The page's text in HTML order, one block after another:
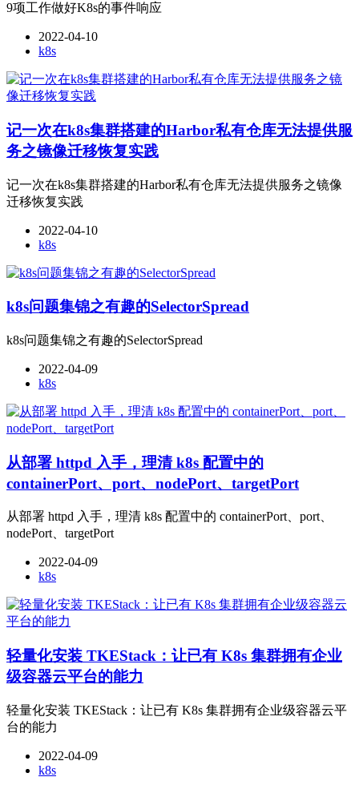
9项工作做好K8s的事件响应
2022-04-10
k8s
记一次在k8s集群搭建的Harbor私有仓库无法提供服
务之镜像迁移恢复实践
记一次在k8s集群搭建的Harbor私有仓库无法提供服务之镜像
迁移恢复实践
2022-04-10
k8s
k8s问题集锦之有趣的SelectorSpread
k8s问题集锦之有趣的SelectorSpread
2022-04-09
k8s
从部署 httpd 入手，理清 k8s 配置中的
containerPort、port、nodePort、targetPort
从部署 httpd 入手，理清 k8s 配置中的 containerPort、port、
nodePort、targetPort
2022-04-09
k8s
轻量化安装 TKEStack：让已有 K8s 集群拥有企业
级容器云平台的能力
轻量化安装 TKEStack：让已有 K8s 集群拥有企业级容器云平
台的能力
2022-04-09
k8s